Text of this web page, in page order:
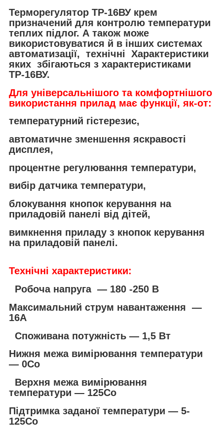
Терморегулятор ТР-16ВУ крем
призначений для контролю температури
теплих підлог. А також може
використовуватися й в інших системах
автоматизації, технічні Характеристики
яких збігаються з характеристиками
ТР-16ВУ.
Для універсальнішого та комфортнішого
використання прилад має функції, як-от:
температурний гістерезис,
автоматичне зменшення яскравості
дисплея,
процентне регулювання температури,
вибір датчика температури,
блокування кнопок керування на
приладовій панелі від дітей,
вимкнення приладу з кнопок керування
на приладовій панелі.
Технічні характеристики:
Робоча напруга ― 180 -250 В
Максимальний струм навантаження ―
16А
Споживана потужність — 1,5 Вт
Нижня межа вимірювання температури
— 0Со
Верхня межа вимірювання
температури — 125Со
Підтримка заданої температури — 5-
125Со